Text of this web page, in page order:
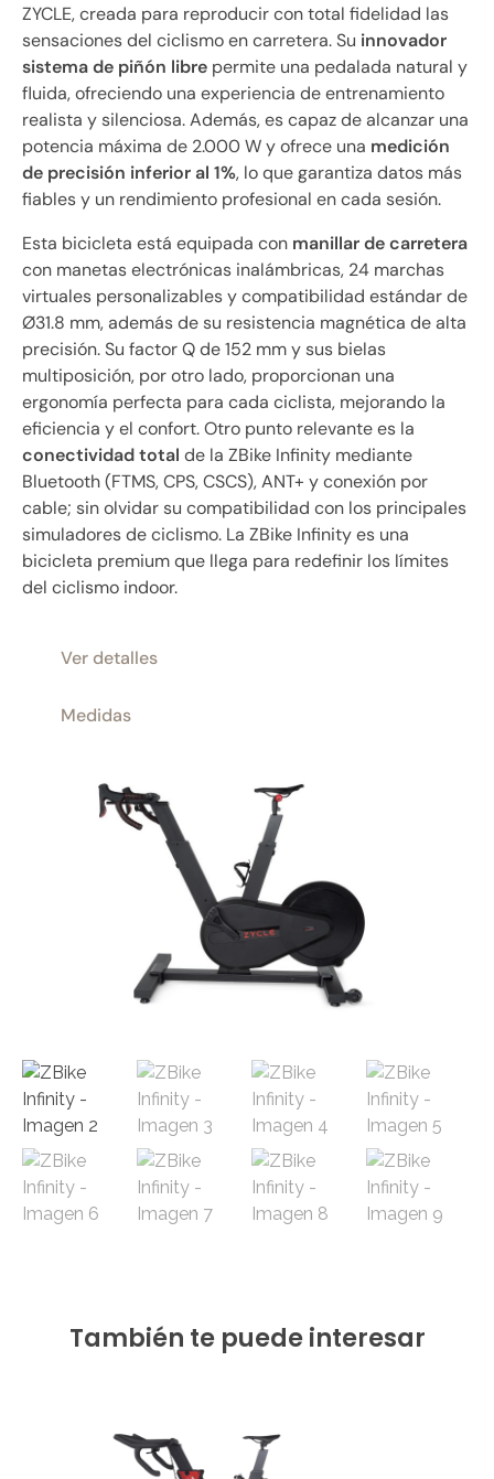
También te puede interesar
ZYCLE, creada para reproducir con total fidelidad las
sensaciones del ciclismo en carretera. Su innovador
sistema de piñón libre permite una pedalada natural y
fluida, ofreciendo una experiencia de entrenamiento
realista y silenciosa. Además, es capaz de alcanzar una
potencia máxima de 2.000 W y ofrece una medición
de precisión inferior al 1%, lo que garantiza datos más
fiables y un rendimiento profesional en cada sesión.
Esta bicicleta está equipada con manillar de carretera
con manetas electrónicas inalámbricas, 24 marchas
virtuales personalizables y compatibilidad estándar de
Ø31.8 mm, además de su resistencia magnética de alta
precisión. Su factor Q de 152 mm y sus bielas
multiposición, por otro lado, proporcionan una
ergonomía perfecta para cada ciclista, mejorando la
eficiencia y el confort. Otro punto relevante es la
conectividad total de la ZBike Infinity mediante
Bluetooth (FTMS, CPS, CSCS), ANT+ y conexión por
cable; sin olvidar su compatibilidad con los principales
simuladores de ciclismo. La ZBike Infinity es una
bicicleta premium que llega para redefinir los límites
del ciclismo indoor.
Ver detalles
Medidas